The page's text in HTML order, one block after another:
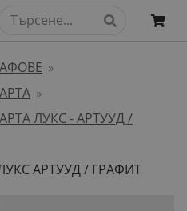
»
»
ЛУКС - АРТУУД /
АРТУУД / ГРАФИТ